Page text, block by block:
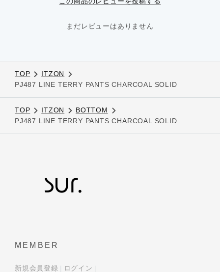
まだレビューはありません
TOP
ITZON
PJ487 LINE TERRY PANTS CHARCOAL SOLID
TOP ITZON
BOTTOM
PJ487 LINE TERRY PANTS CHARCOAL SOLID
MEMBER
新規会員登録 ログイン